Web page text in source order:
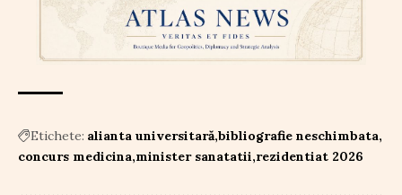
Etichete: alianta universitară bibliografie neschimbata
concurs medicina minister sanatatii rezidentiat 2026